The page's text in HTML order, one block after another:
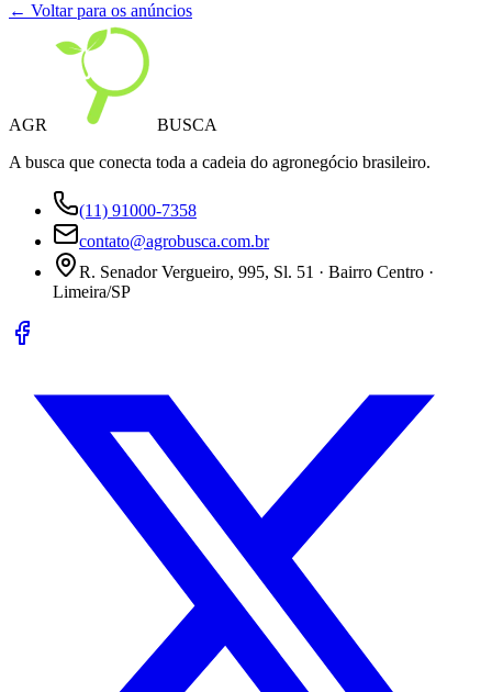
← Voltar para os anúncios
AGR
BUSCA
A busca que conecta toda a cadeia do agronegócio brasileiro.
(11) 91000-7358
contato@agrobusca.com.br
R. Senador Vergueiro, 995, Sl. 51 · Bairro Centro ·
Limeira/SP